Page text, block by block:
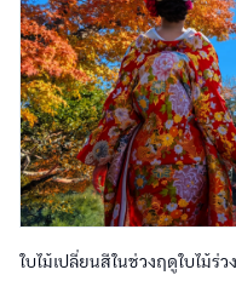
ใบไม้เปลี่ยนสีในช่วงฤดูใบไม้ร่วง